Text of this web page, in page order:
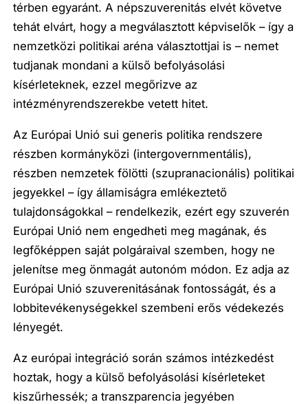
térben egyaránt. A népszuverenitás elvét követve
tehát elvárt, hogy a megválasztott képviselők – így a
nemzetközi politikai aréna választottjai is – nemet
tudjanak mondani a külső befolyásolási
kísérleteknek, ezzel megőrizve az
intézményrendszerekbe vetett hitet.
Az Európai Unió sui generis politika rendszere
részben kormányközi (intergovernmentális),
részben nemzetek fölötti (szupranacionális) politikai
jegyekkel – így államiságra emlékeztető
tulajdonságokkal – rendelkezik, ezért egy szuverén
Európai Unió nem engedheti meg magának, és
legfőképpen saját polgáraival szemben, hogy ne
jelenítse meg önmagát autonóm módon. Ez adja az
Európai Unió szuverenitásának fontosságát, és a
lobbitevékenységekkel szembeni erős védekezés
lényegét.
Az európai integráció során számos intézkedést
hoztak, hogy a külső befolyásolási kísérleteket
kiszűrhessék; a transzparencia jegyében